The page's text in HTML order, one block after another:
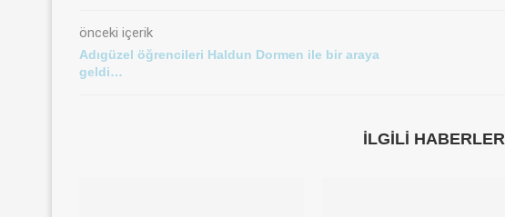
önceki içerik
Adıgüzel öğrencileri Haldun Dormen ile bir araya
geldi…
İLGILI HABERLER